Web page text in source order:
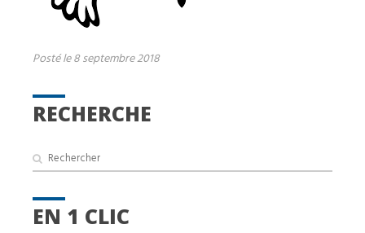
RECHERCHE
EN 1 CLIC
Posté le 8 septembre 2018